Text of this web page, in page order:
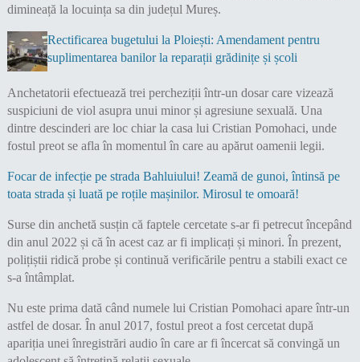
dimineață la locuința sa din județul Mureș.
Rectificarea bugetului la Ploiești: Amendament pentru
suplimentarea banilor la reparații grădinițe și școli
Anchetatorii efectuează trei percheziții într-un dosar care vizează
suspiciuni de viol asupra unui minor și agresiune sexuală. Una
dintre descinderi are loc chiar la casa lui Cristian Pomohaci, unde
fostul preot se afla în momentul în care au apărut oamenii legii.
Focar de infecție pe strada Bahluiului! Zeamă de gunoi, întinsă pe
toata strada și luată pe roțile mașinilor. Mirosul te omoară!
Surse din anchetă susțin că faptele cercetate s-ar fi petrecut începând
din anul 2022 și că în acest caz ar fi implicați și minori. În prezent,
polițiștii ridică probe și continuă verificările pentru a stabili exact ce
s-a întâmplat.
Nu este prima dată când numele lui Cristian Pomohaci apare într-un
astfel de dosar. În anul 2017, fostul preot a fost cercetat după
apariția unei înregistrări audio în care ar fi încercat să convingă un